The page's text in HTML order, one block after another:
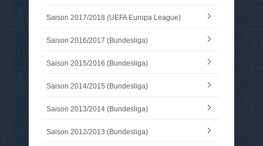
Saison 2017/2018 (UEFA Europa League)
Saison 2016/2017 (Bundesliga)
Saison 2015/2016 (Bundesliga)
Saison 2014/2015 (Bundesliga)
Saison 2013/2014 (Bundesliga)
Saison 2012/2013 (Bundesliga)